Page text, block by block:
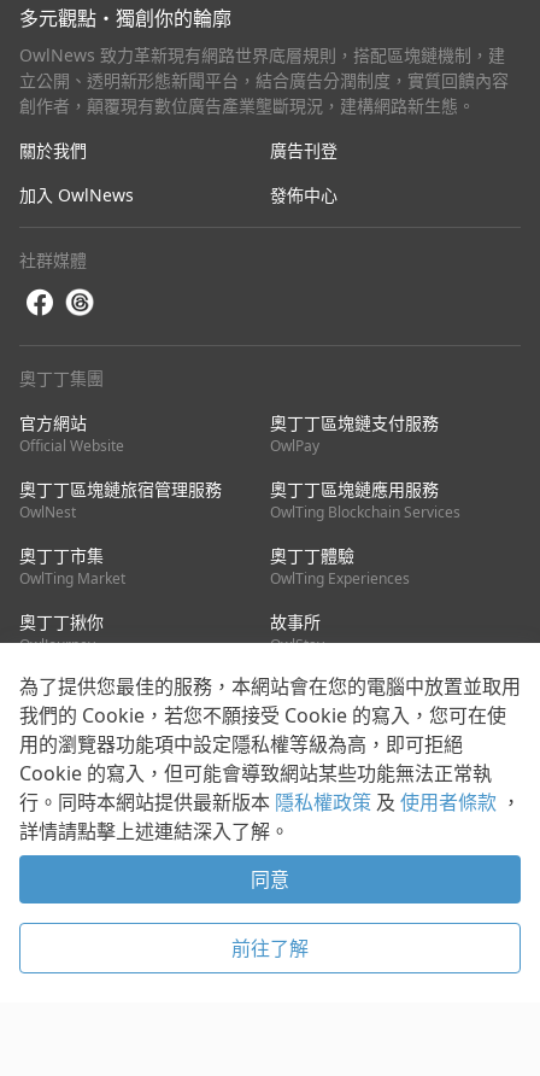
多元觀點・獨創你的輪廓
OwlNews 致力革新現有網路世界底層規則，搭配區塊鏈機制，建
立公開、透明新形態新聞平台，結合廣告分潤制度，實質回饋內容
創作者，顛覆現有數位廣告產業壟斷現況，建構網路新生態。
關於我們
廣告刊登
加入 OwlNews
發佈中心
社群媒體
奧丁丁集團
官方網站
Official Website
奧丁丁區塊鏈支付服務
OwlPay
奧丁丁區塊鏈旅宿管理服務
OwlNest
奧丁丁區塊鏈應用服務
OwlTing Blockchain Services
奧丁丁市集
OwlTing Market
奧丁丁體驗
OwlTing Experiences
奧丁丁揪你
OwlJourney
故事所
OwlStay
聯絡我們
客服信箱：mediapartner@owlting.com
服務信箱 / 廣告洽詢：info_owlnews@owlting.com
媒體合作 / 新聞稿提供：mediapartner@owlting.com
本平台之內容符合第三方智慧財產權規範，若有疑慮歡迎來信告
使用者條款 隱私權政策 Cookie 政策
為了提供您最佳的服務，本網站會在您的電腦中放置並取用
我們的 Cookie，若您不願接受 Cookie 的寫入，您可在使
用的瀏覽器功能項中設定隱私權等級為高，即可拒絕
Cookie 的寫入，但可能會導致網站某些功能無法正常執
行。同時本網站提供最新版本 隱私權政策 及 使用者條款 ，
詳情請點擊上述連結深入了解。
同意
前往了解